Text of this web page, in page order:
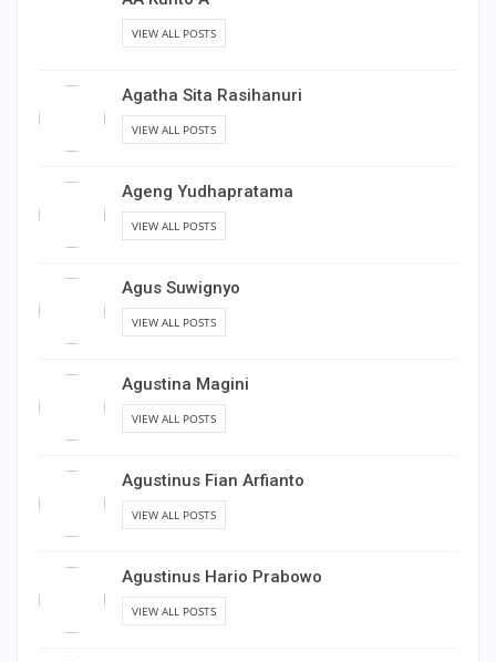
VIEW ALL POSTS
Agatha Sita Rasihanuri
VIEW ALL POSTS
Ageng Yudhapratama
VIEW ALL POSTS
Agus Suwignyo
VIEW ALL POSTS
Agustina Magini
VIEW ALL POSTS
Agustinus Fian Arfianto
VIEW ALL POSTS
Agustinus Hario Prabowo
VIEW ALL POSTS